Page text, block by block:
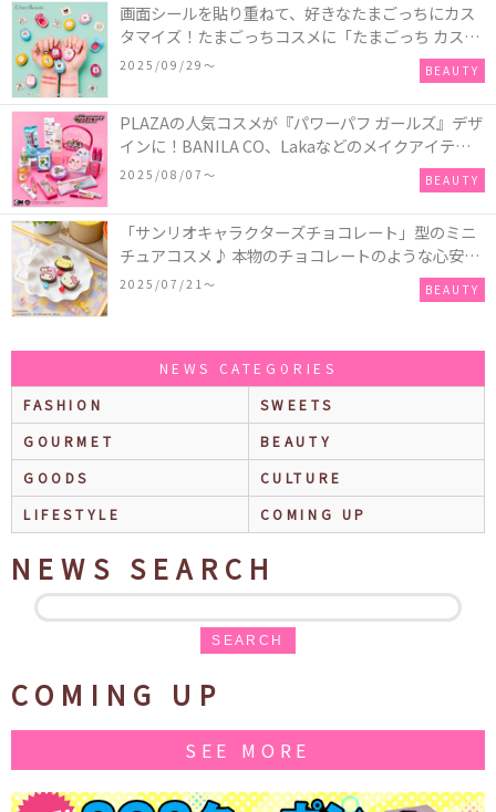
画面シールを貼り重ねて、好きなたまごっちにカス
タマイズ！たまごっちコスメに「たまごっち カスタ
ム!!リップ＆チーク」が新登場
2025/09/29〜 BEAUTY
PLAZAの人気コスメが『パワーパフ ガールズ』デザ
インに！BANILA CO、Lakaなどのメイクアイテム
に、＆honeyやSign+などのヘアアイテム、VTや
2025/08/07〜 BEAUTY
「サンリオキャラクターズチョコレート」型のミニ
チュアコスメ♪ 本物のチョコレートのような心安ら
ぐ香りの保湿バームが登場！
2025/07/21〜 BEAUTY
NEWS CATEGORIES
FASHION
SWEETS
GOURMET
BEAUTY
GOODS
CULTURE
LIFESTYLE
COMING UP
NEWS SEARCH
SEARCH
COMING UP
SEE MORE